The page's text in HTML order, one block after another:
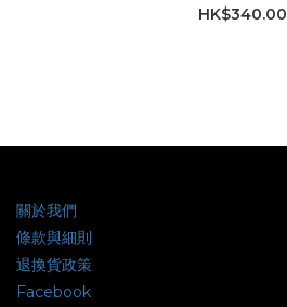
HK$340.00
關於我們
條款與細則
退換貨政策
Facebook